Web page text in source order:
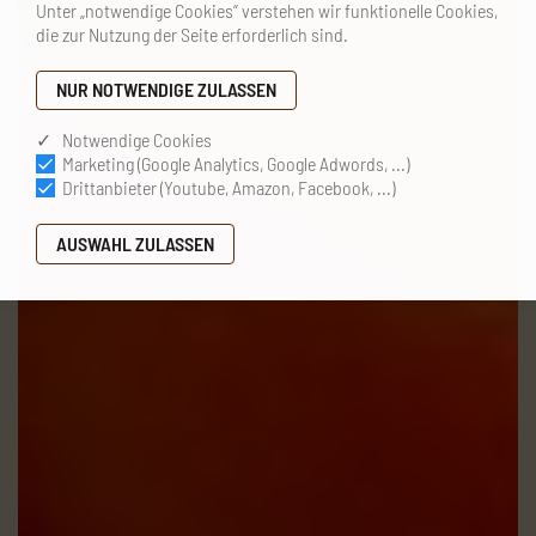
Unter „notwendige Cookies“ verstehen wir funktionelle Cookies,
die zur Nutzung der Seite erforderlich sind.
✓ Notwendige Cookies
Marketing (Google Analytics, Google Adwords, ...)
Drittanbieter (Youtube, Amazon, Facebook, ...)